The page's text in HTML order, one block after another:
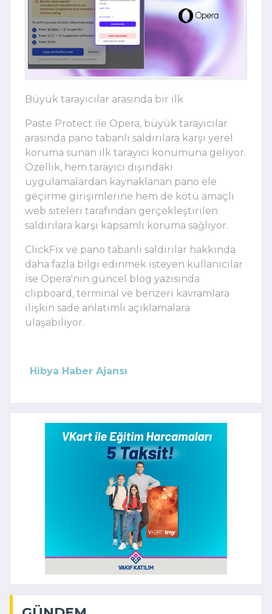
Büyük tarayıcılar arasında bir ilk
Paste Protect ile Opera, büyük tarayıcılar
arasında pano tabanlı saldırılara karşı yerel
koruma sunan ilk tarayıcı konumuna geliyor.
Özellik, hem tarayıcı dışındaki
uygulamalardan kaynaklanan pano ele
geçirme girişimlerine hem de kötü amaçlı
web siteleri tarafından gerçekleştirilen
saldırılara karşı kapsamlı koruma sağlıyor.
ClickFix ve pano tabanlı saldırılar hakkında
daha fazla bilgi edinmek isteyen kullanıcılar
ise Opera'nın güncel blog yazısında
clipboard, terminal ve benzeri kavramlara
ilişkin sade anlatımlı açıklamalara
ulaşabiliyor.
Hibya Haber Ajansı